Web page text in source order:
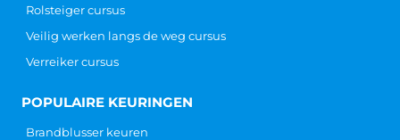
Rolsteiger cursus
Veilig werken langs de weg cursus
Verreiker cursus
POPULAIRE KEURINGEN
Brandblusser keuren